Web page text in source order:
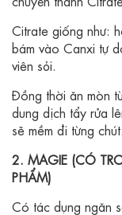
Citrate giống như:
bám vào Canxi tự
viên sỏi.
Đồng thời ăn mòn
dung dịch tẩy rửa
sẽ mềm đi từng
2. MAGIE (CÓ
PHẨM)
Có tác dụng ngăn